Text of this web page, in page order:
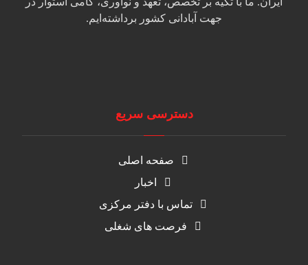
جهت آبادانی کشور برداشته‌ایم.
دسترسی سریع
صفحه اصلی
اخبار
تماس با دفتر مرکزی
فرصت های شغلی